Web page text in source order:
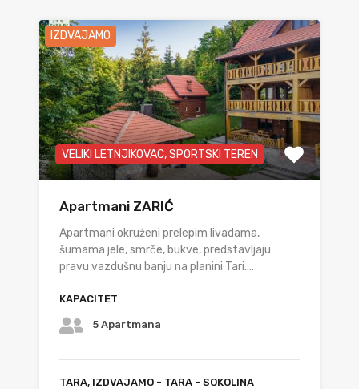
IZDVAJAMO
VELIKI LETNJIKOVAC, SPORTSKI TEREN
Apartmani ZARIĆ
Apartmani okruženi prelepim livadama,
šumama jele, smrče, bukve, predstavljaju
pravu vazdušnu banju na planini Tari.…
KAPACITET
5 Apartmana
TARA, IZDVAJAMO - TARA - SOKOLINA